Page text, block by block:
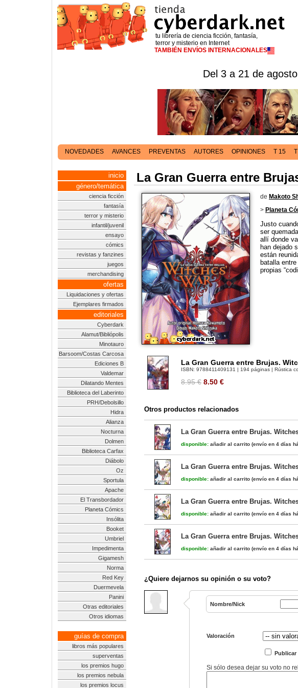
tu librería de ciencia ficción, fantasía,
terror y misterio en Internet
TAMBIÉN ENVÍOS INTERNACIONALES
Del 3 a 21 de
NOVEDADES AVANCES PREVENTAS AUTORES OPINIONES T 15
inicio
género/temática
ciencia ficción
fantasía
terror y misterio
infantil/juvenil
ensayo
cómics
revistas y fanzines
juegos
merchandising
ofertas
Liquidaciones y ofertas
Ejemplares firmados
editoriales
Cyberdark
Alamut/Bibliópolis
Minotauro
Barsoom/Costas Carcosa
Ediciones B
Valdemar
Dilatando Mentes
Biblioteca del Laberinto
PRH/Debolsillo
Hidra
Alianza
Nocturna
Dolmen
Biblioteca Carfax
Diábolo
Oz
Sportula
Apache
El Transbordador
Planeta Cómics
Insólita
Booket
Umbriel
Impedimenta
Gigamesh
Norma
Red Key
Duermevela
Panini
Otras editoriales
Otros idiomas
guías de compra
libros más populares
superventas
los premios hugo
los premios nebula
los premios locus
La Gran Guerra entre
de Makoto
> Planeta
Justo
ser
allí donde
han dejado
están
batalla
propias
La Gran Guerra entre Brujas.
ISBN: 9788411409131 | 194 páginas | Rústica
8.95 € 8.50 €
Otros productos relacionados
La Gran Guerra entre Brujas.
disponible: añadir al carrito (envío en 4 días
La Gran Guerra entre Brujas.
disponible: añadir al carrito (envío en 4 días
La Gran Guerra entre Brujas.
disponible: añadir al carrito (envío en 4 días
La Gran Guerra entre Brujas.
disponible: añadir al carrito (envío en 4 días
¿Quiere dejarnos su opinión o su voto?
Nombre/Nick
Valoración
Publicar
Si sólo desea dejar su voto no